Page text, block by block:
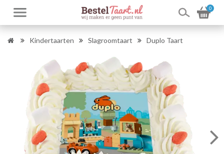
0
Kindertaarten Slagroomtaart Duplo Taart